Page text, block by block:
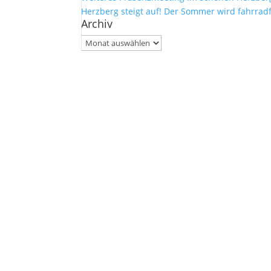
Herzberg steigt auf! Der Sommer wird
Archiv
Archiv